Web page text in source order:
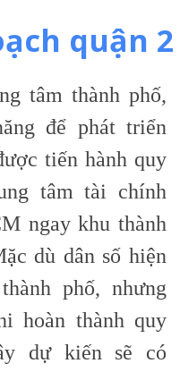
quận 2
tâm thành phố,
để phát triển
tiến hành quy
tâm tài chính
ngay khu thành
dù dân số hiện
phố, nhưng
hoàn thành quy
dự kiến sẽ có